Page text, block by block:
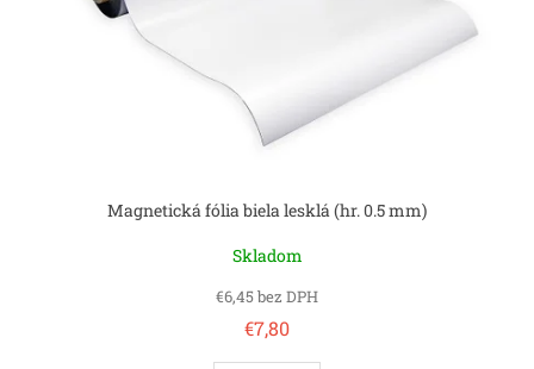
Magnetická fólia biela lesklá (hr. 0.5 mm)
Skladom
€6,45 bez DPH
€7,80